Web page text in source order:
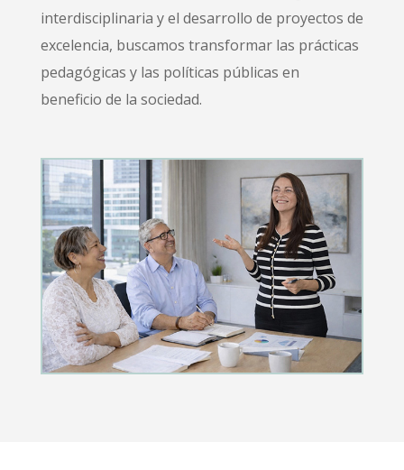
interdisciplinaria y el desarrollo de proyectos de
excelencia, buscamos transformar las prácticas
pedagógicas y las políticas públicas en
beneficio de la sociedad.